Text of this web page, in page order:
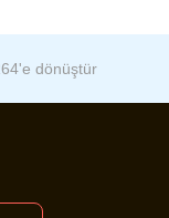
dönüştür